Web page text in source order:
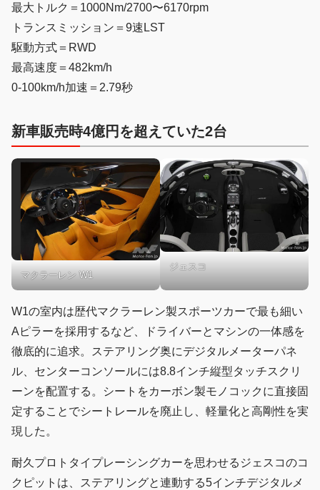
最大トルク＝1000Nm/2700〜6170rpm
トランスミッション＝9速LST
駆動方式＝RWD
最高速度＝482km/h
0-100km/h加速＝2.79秒
新車販売時4億円を超えていた2台
マクラーレン W1
ジェスコ
W1の室内は歴代マクラーレン製スポーツカーで最も細い
Aピラーを採用するなど、ドライバーとマシンの一体感を
徹底的に追求。ステアリング奥にデジタルメーターパネ
ル、センターコンソールには8.8インチ縦型タッチスクリ
ーンを配置する。シートをカーボン製モノコックに直接固
定することでシートレールを廃止し、軽量化と高剛性を実
現した。
耐久プロトタイプレーシングカーを思わせるジェスコのコ
クピットは、ステアリングと連動する5インチデジタルメ